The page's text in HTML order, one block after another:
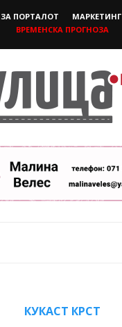
ЗА ПОРТАЛОТ МАРКЕТИНГ
ВРЕМЕНСКА ПРОГНОЗА
КУКАСТ КРСТ